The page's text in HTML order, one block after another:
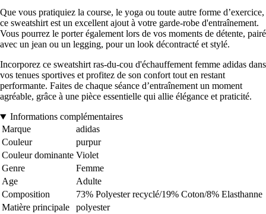
Que vous pratiquiez la course, le yoga ou toute autre forme d’exercice,
ce sweatshirt est un excellent ajout à votre garde-robe d'entraînement.
Vous pourrez le porter également lors de vos moments de détente, pairé
avec un jean ou un legging, pour un look décontracté et stylé.
Incorporez ce sweatshirt ras-du-cou d'échauffement femme adidas dans
vos tenues sportives et profitez de son confort tout en restant
performante. Faites de chaque séance d’entraînement un moment
agréable, grâce à une pièce essentielle qui allie élégance et praticité.
Informations complémentaires
Marque
adidas
Couleur
purpur
Couleur dominante Violet
Genre
Femme
Age
Adulte
Composition
73% Polyester recyclé/19% Coton/8% Elasthanne
Matière principale
polyester